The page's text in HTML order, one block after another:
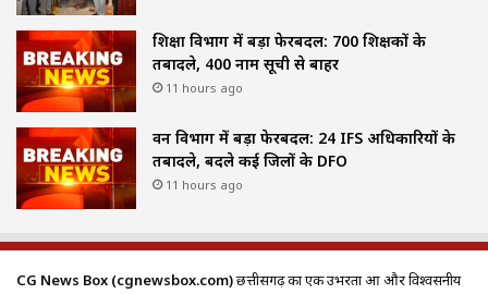
शिक्षा विभाग में बड़ा फेरबदल: 700 शिक्षकों के
तबादले, 400 नाम सूची से बाहर
11 hours ago
वन विभाग में बड़ा फेरबदल: 24 IFS अधिकारियों के
तबादले, बदले कई जिलों के DFO
11 hours ago
CG News Box (cgnewsbox.com)छत्तीसगढ़ का एक उभरता हुआ और विश्वसनीय